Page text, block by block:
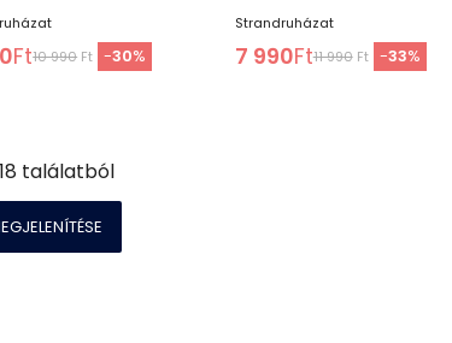
Ft10 990 Ft -30%
Strandruházat
7 990Ft11 990Ft -33%
18 találatból